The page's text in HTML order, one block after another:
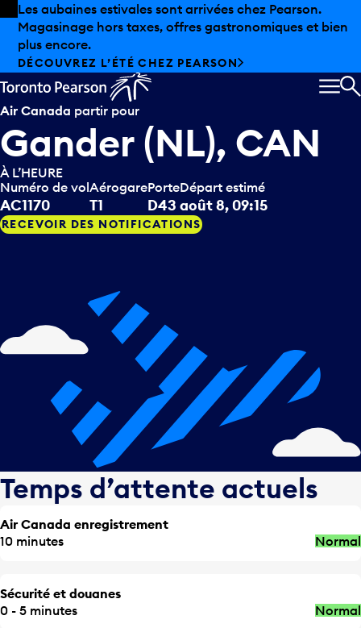
Skip to offers
Passer au contenu principal
Les aubaines estivales sont arrivées chez Pearson.
Magasinage hors taxes, offres gastronomiques et bien
plus encore.
DÉCOUVREZ L’ÉTÉ CHEZ PEARSON
Air Canada partir pour
Gander (NL), CAN
À L’HEURE
Numéro de vol
AC1170
Aérogare
T1
Porte
D43
Départ estimé
août 8, 09:15
RECEVOIR DES NOTIFICATIONS
Temps d’attente actuels
Air Canada enregistrement
10 minutes
Normal
Sécurité et douanes
0 - 5 minutes
Normal